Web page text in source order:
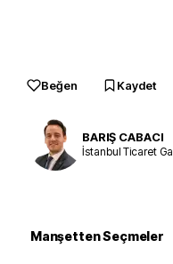
Beğen Kaydet
BARIŞ CABACI
İstanbul Ticaret
Manşetten Seçmeler